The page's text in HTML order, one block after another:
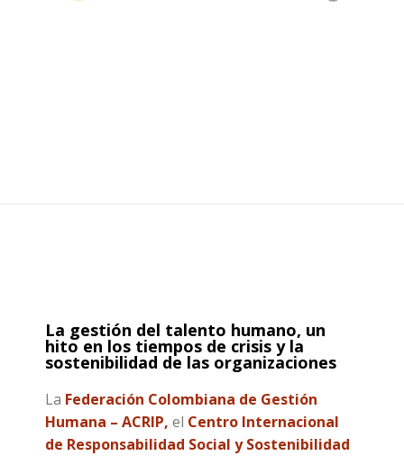
La gestión del talento humano, un
hito en los tiempos de crisis y la
sostenibilidad de las organizaciones
La Federación Colombiana de Gestión
Humana – ACRIP, el Centro Internacional
de Responsabilidad Social y Sostenibilidad